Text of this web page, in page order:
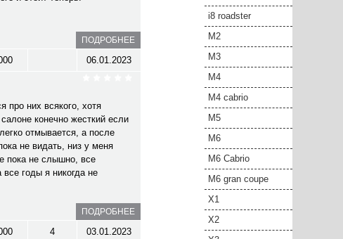
ПОДРОБНЕЕ
06.01.2023
про них всякого, хотя
конечно жесткий если
отмывается, а после
не видать, низ у меня
пока не слышно, все
годы я никогда не
ПОДРОБНЕЕ
4 03.01.2023
i8 roadster
M2
M3
M4
M4 cabrio
M5
M6
M6 Cabrio
M6 gran coupe
X1
X2